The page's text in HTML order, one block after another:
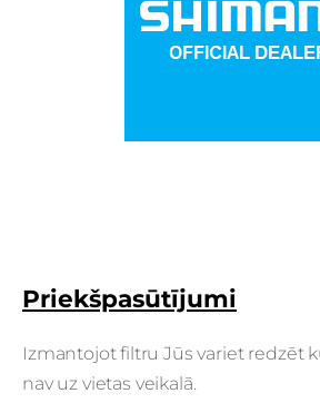
Priekšpasūtījumi
Izmantojot filtru Jūs variet redzēt
nav uz vietas veikalā.